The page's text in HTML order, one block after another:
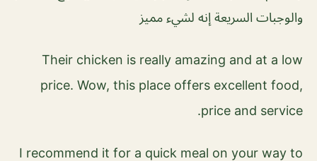
والوجبات السريعة إنه لشيء مميز
Their chicken is really amazing and at a low
price. Wow, this place offers excellent food,
price and service.
I recommend it for a quick meal on your way to